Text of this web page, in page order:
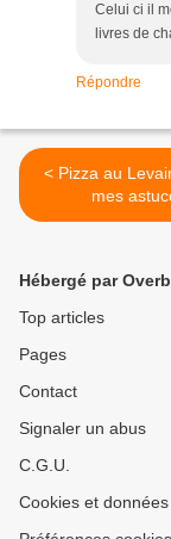
Celui ci il
livres de
Répondre
< Pizza au Levain liquide,
mes
Hébergé par
Top articles
Pages
Contact
Signaler un abus
C.G.U.
Cookies et